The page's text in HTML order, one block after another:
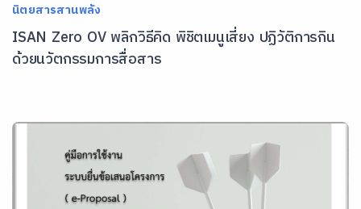
นิตยสารสานพลัง
ISAN Zero OV พลิกวิธีคิด พิชิตเมนูเสี่ยง ปฏิวัติการกิน
ด้วยนวัตกรรมการสื่อสาร